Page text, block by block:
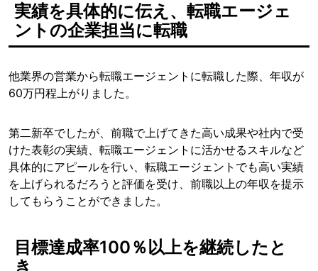
実績を具体的に伝え、転職エージェ
ントの企業担当に転職
他業界の営業から転職エージェントに転職した際、年収が
60万円程上がりました。
第二新卒でしたが、前職で上げてきた高い成果や社内で受
けた表彰の実績、転職エージェントに活かせるスキルなど
具体的にアピールを行い、転職エージェントでも高い実績
を上げられるだろうと評価を受け、前職以上の年収を提示
してもらうことができました。
目標達成率100％以上を継続したと
き